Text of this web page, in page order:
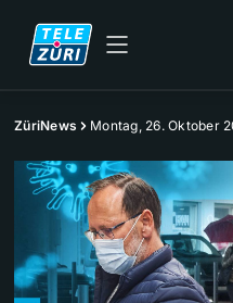
ZüriNews Montag, 26. Oktober